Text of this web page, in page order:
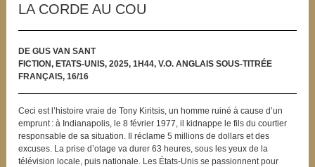
LA CORDE AU COU
DE GUS VAN SANT
FICTION, ETATS-UNIS, 2025, 1H44, V.O. ANGLAIS SOUS-TITRÉE
FRANÇAIS, 16/16
Ceci est l’histoire vraie de Tony Kiritsis, un homme ruiné à cause d’un
emprunt : à Indianapolis, le 8 février 1977, il kidnappe le fils du courtier
responsable de sa situation. Il réclame 5 millions de dollars et des
excuses. La prise d’otage va durer 63 heures, sous les yeux de la
télévision locale, puis nationale. Les États-Unis se passionnent pour